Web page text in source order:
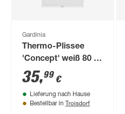
Gardinia
Thermo-Plissee
'Concept' weiß 80 x
130 cm
35,99 €
Lieferung nach Hause
Bestellbar in Troisdorf